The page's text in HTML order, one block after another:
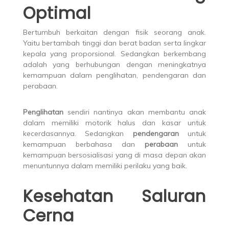
Optimal
Bertumbuh berkaitan dengan fisik seorang anak.
Yaitu bertambah tinggi dan berat badan serta lingkar
kepala yang proporsional. Sedangkan berkembang
adalah yang berhubungan dengan meningkatnya
kemampuan dalam penglihatan, pendengaran dan
perabaan.
Penglihatansendiri nantinya akan membantu anak
dalam memiliki motorik halus dan kasar untuk
kecerdasannya. Sedangkan pendengaranuntuk
kemampuan berbahasa dan perabaan untuk
kemampuan bersosialisasi yang di masa depan akan
menuntunnya dalam memiliki perilaku yang baik.
Kesehatan Saluran
Cerna